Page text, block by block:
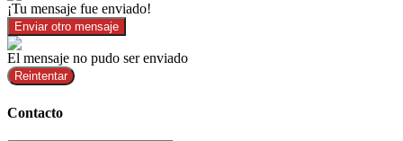
¡Tu mensaje fue enviado!
Enviar otro mensaje
El mensaje no pudo ser enviado
Reintentar
Contacto